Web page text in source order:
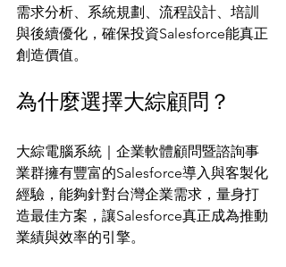
需求分析、系統規劃、流程設計、培訓
與後續優化，確保投資Salesforce能真正
創造價值。
為什麼選擇大綜顧問？
大綜電腦系統｜企業軟體顧問暨諮詢事
業群擁有豐富的Salesforce導入與客製化
經驗，能夠針對台灣企業需求，量身打
造最佳方案，讓Salesforce真正成為推動
業績與效率的引擎。